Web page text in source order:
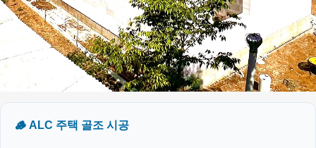
🪵 ALC 주택 골조 시공